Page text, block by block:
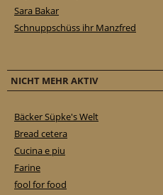
Sara Bakar
Schnuppschüss ihr Manzfred
NICHT MEHR AKTIV
Bäcker Süpke's Welt
Bread cetera
Cucina e piu
Farine
fool for food